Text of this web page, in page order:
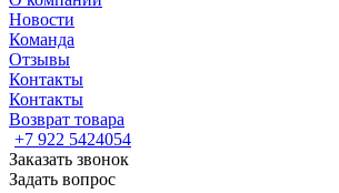
Новости
Команда
Отзывы
Контакты
Контакты
Возврат товара
+7 922 5424054
Заказать звонок
Задать вопрос